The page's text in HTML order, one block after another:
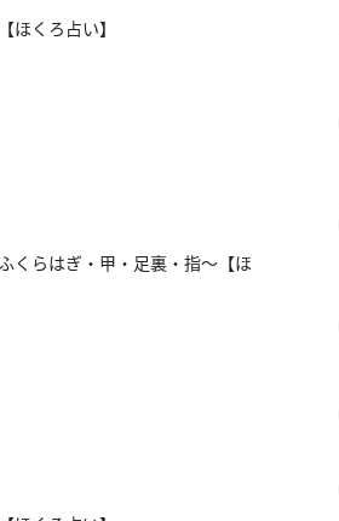
ほくろ占い】
くらはぎ・甲・足裏・指～【ほ